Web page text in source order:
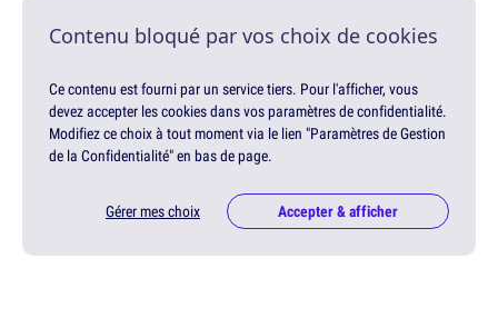
Contenu bloqué par vos choix de cookies
Ce contenu est fourni par un service tiers. Pour l'afficher, vous
devez accepter les cookies dans vos paramètres de confidentialité.
Modifiez ce choix à tout moment via le lien "Paramètres de Gestion
de la Confidentialité" en bas de page.
Gérer mes choix Accepter & afficher